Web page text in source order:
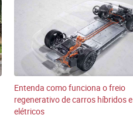
Entenda como funciona o freio
regenerativo de carros híbridos e
elétricos